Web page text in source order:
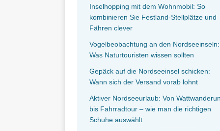
Inselhopping mit dem Wohnmobil: So
kombinieren Sie Festland-Stellplätze und
Fähren clever
Vogelbeobachtung an den Nordseeinseln:
Was Naturtouristen wissen sollten
Gepäck auf die Nordseeinsel schicken:
Wann sich der Versand vorab lohnt
Aktiver Nordseeurlaub: Von
bis Fahrradtour – wie man die richtigen
Schuhe auswählt